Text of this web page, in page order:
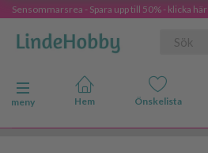
Sensommarsrea - Spara upp till 50% - klicka här
Ändra navigering
meny